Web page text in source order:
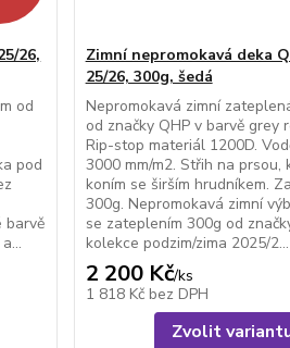
26,
od
pod
barvě
Zimní nepromokavá deka
25/26, 300g, šedá
Nepromokavá zimní
od značky QHP v barvě grey
Rip-stop materiál 1200D.
3000 mm/m2. Střih na prsou,
koním se širším hrudníkem.
300g. Nepromokavá zimní
se zateplením 300g od
kolekce podzim/zima 2025/2...
2 200 Kč/ks
1 818 Kč bez DPH
Zvolit